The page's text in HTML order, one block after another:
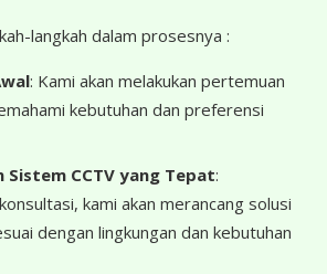
langkah dalam prosesnya :
: Kami akan melakukan pertemuan
kebutuhan dan preferensi
Sistem CCTV yang Tepat:
kami akan merancang solusi
dengan lingkungan dan kebutuhan